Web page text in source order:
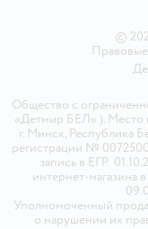
©
Общество с
«Детмир БЕЛ» ). Место
г. Минск, Республика
регистрации №
запись в ЕГР
интернет-магазина
Уполномоченный
о нарушении их